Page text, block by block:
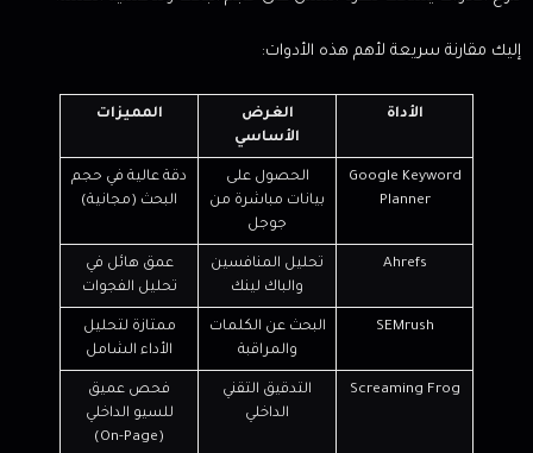
إليك مقارنة سريعة لأهم هذه الأدوات:
الأداة
الغرض
الأساسي
المميزات
Google Keyword
Planner
الحصول على
بيانات مباشرة من
جوجل
دقة عالية في حجم
البحث (مجانية)
Ahrefs
تحليل المنافسين
والباك لينك
عمق هائل في
تحليل الفجوات
SEMrush
البحث عن الكلمات
والمراقبة
ممتازة لتحليل
الأداء الشامل
Screaming Frog
التدقيق التقني
الداخلي
فحص عميق
للسيو الداخلي
(On-Page)